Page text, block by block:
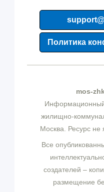
Политика
mos-
жилищно-
Москва. Ресурс не
Все
создателей –
размещение